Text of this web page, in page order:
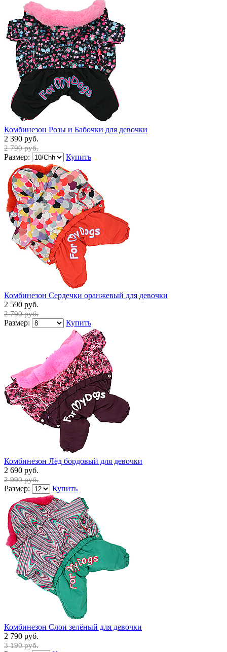
Комбинезон Розы и Бабочки для девочки
2 390 руб.
2 790 руб.
Размер: Купить
Комбинезон Сердечки оранжевый для девочки
2 590 руб.
2 790 руб.
Размер: Купить
Комбинезон Лёд бордовый для девочки
2 690 руб.
2 990 руб.
Размер: Купить
Комбинезон Слои зелёный для девочки
2 790 руб.
3 190 руб.